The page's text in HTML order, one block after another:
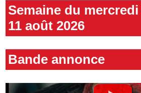
Semaine du
11 août 2026
Bande annonce